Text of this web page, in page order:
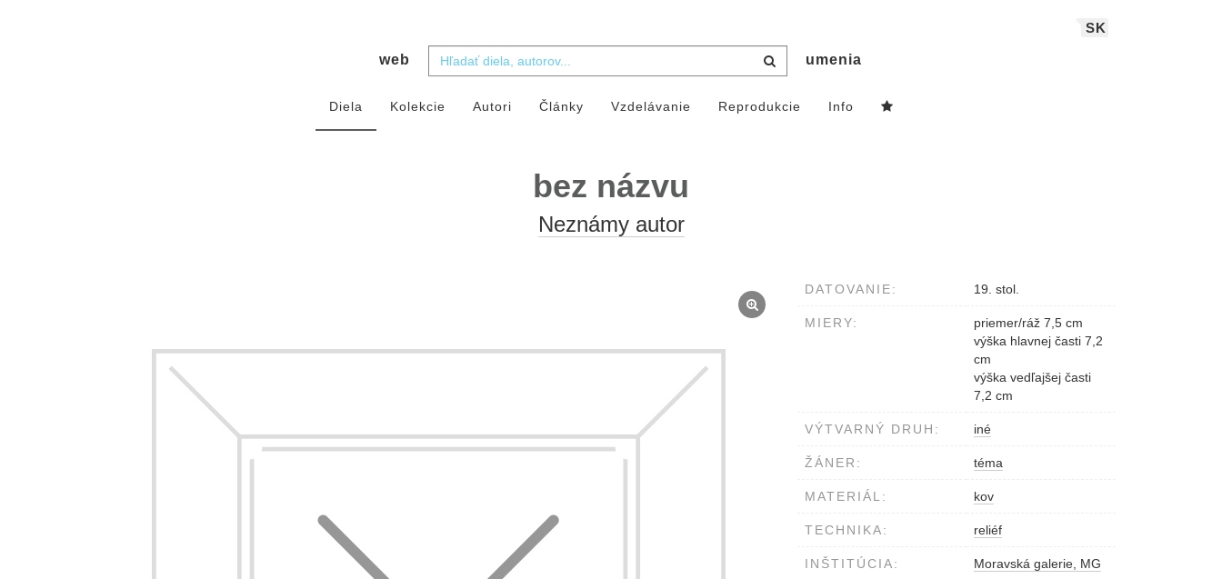
SK
web umenia
Diela Kolekcie Autori Články Vzdelávanie Reprodukcie Info
bez názvu
Neznámy autor
DATOVANIE: 19. stol.
MIERY:
priemer/ráž 7,5 cm
výška hlavnej časti 7,2
cm
výška vedľajšej časti
7,2 cm
VÝTVARNÝ DRUH: iné
ŽÁNER: téma
MATERIÁL: kov
TECHNIKA: reliéf
INŠTITÚCIA: Moravská galerie, MG